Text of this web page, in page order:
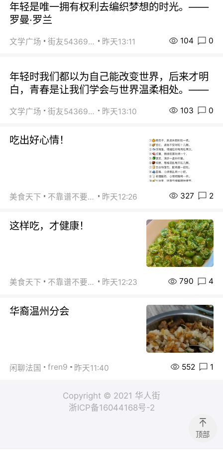
年轻是唯一拥有权利去编织梦想的时光。——
罗曼·罗兰
文学广场 街友54369822 昨天13:11 104 0
年轻时我们都以为自己能改变世界，后来才明
白，青春是让我们学会与世界温柔相处。——
文学广场 街友54369822 昨天13:10 103 0
吃出好心情！
美食天下 不靠谱不要联系 昨天12:26 327 2
这样吃，才健康！
美食天下 不靠谱不要联系 昨天12:23 790 4
华裔温州分会
闲聊法国 fren9 昨天11:40 552 1
Copyright © 2021 华人街
浙ICP备16044168号-2
顶部